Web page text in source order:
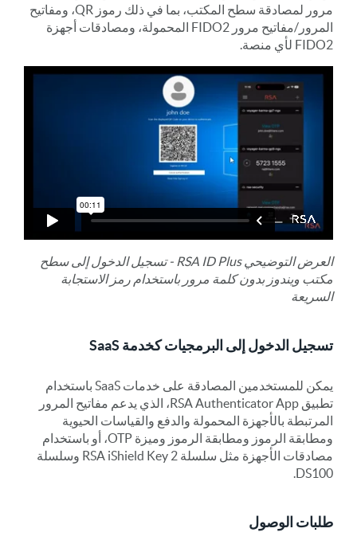
مرور لمصادقة سطح المكتب، بما في ذلك رموز QR، ومفاتيح
المرور/مفاتيح مرور FIDO2 المحمولة، ومصادقات أجهزة
FIDO2 لأي منصة.
العرض التوضيحي RSA ID Plus - تسجيل الدخول إلى سطح
مكتب ويندوز بدون كلمة مرور باستخدام رمز الاستجابة
السريعة
تسجيل الدخول إلى البرمجيات كخدمة SaaS
يمكن للمستخدمين المصادقة على خدمات SaaS باستخدام
تطبيق RSA Authenticator App، الذي يدعم مفاتيح المرور
المرتبطة بالأجهزة المحمولة والدفع والقياسات الحيوية
ومطابقة الرموز ومطابقة الرموز وميزة OTP، أو باستخدام
مصادقات الأجهزة مثل سلسلة RSA iShield Key 2 وسلسلة
DS100.
طلبات الوصول